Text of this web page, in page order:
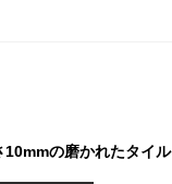
の磨かれたタイル